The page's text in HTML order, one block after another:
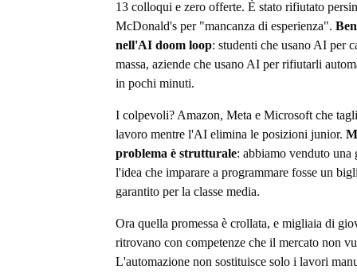
13 colloqui e zero offerte. È stato rifiutato
McDonald's per "mancanza di esperienza".
nell'AI doom loop: studenti che usano AI per
massa, aziende che usano AI per rifiutarli
in pochi minuti.
I colpevoli? Amazon, Meta e Microsoft che
lavoro mentre l'AI elimina le posizioni junior.
problema è strutturale: abbiamo venduto una
l'idea che imparare a programmare fosse un
garantito per la classe media.
Ora quella promessa è crollata, e migliaia di
ritrovano con competenze che il mercato non
L'automazione non sostituisce solo i lavori